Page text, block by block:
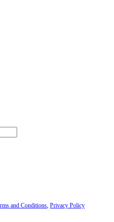
and Conditions Privacy Policy